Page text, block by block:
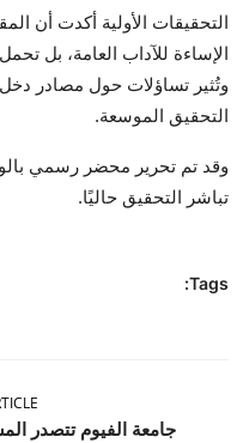
التحقيقات الأولية أكدت أن
الإساءة للآداب العامة، بل
وتُثير تساؤلات حول مصادر
التحقيق الموسعة.
وقد تم تحرير محضر رسمي
تباشر التحقيق حاليًا.
Tags:
جامعة الفيوم تتصدر